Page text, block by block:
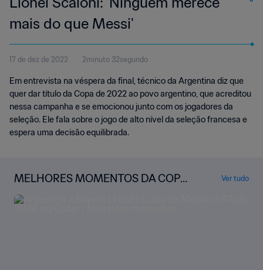
mais do que Messi'
17 de dez de 2022 2minuto 32segundo
Em entrevista na véspera da final, técnico da Argentina diz que
quer dar título da Copa de 2022 ao povo argentino, que acreditou
nessa campanha e se emocionou junto com os jogadores da
seleção. Ele fala sobre o jogo de alto nível da seleção francesa e
espera uma decisão equilibrada.
MELHORES MOMENTOS DA COPA
DO MUNDO
Ver tudo